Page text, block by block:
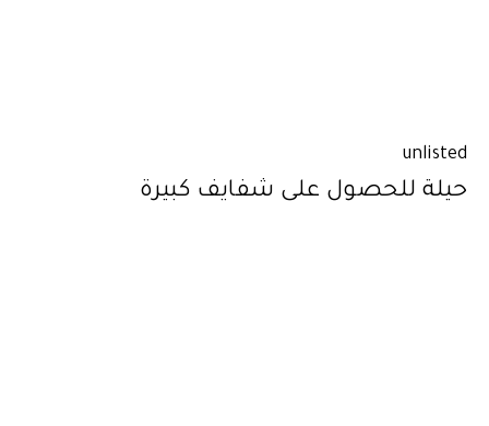
unlisted
حيلة للحصول على شفايف كبيرة